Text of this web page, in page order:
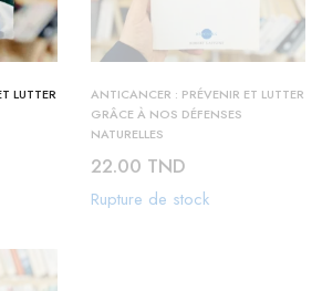
LUTTER
ANTICANCER : PRÉVENIR ET LUTTER
GRÂCE À NOS DÉFENSES
NATURELLES
22.00 TND
Rupture de stock